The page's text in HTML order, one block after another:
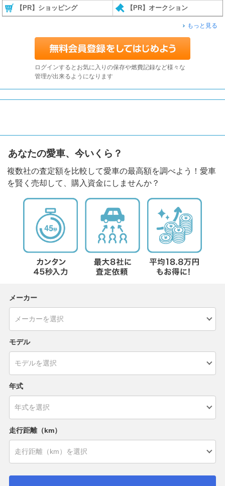
【PR】ショッピング 【PR】オークション
もっと見る
ログインするとお気に入りの保存や燃費記録など様々な
管理が出来るようになります
あなたの愛車、今いくら？
複数社の査定額を比較して愛車の最高額を調べよう！愛車
を賢く売却して、購入資金にしませんか？
メーカー
モデル
年式
走行距離（km）